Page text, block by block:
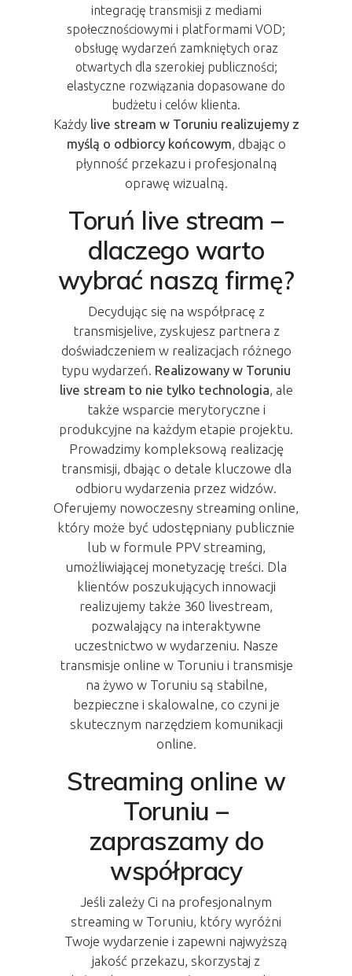
integrację transmisji z mediami
społecznościowymi i platformami VOD;
obsługę wydarzeń zamkniętych oraz
otwartych dla szerokiej publiczności;
elastyczne rozwiązania dopasowane do
budżetu i celów klienta.
Każdy live stream w Toruniu realizujemy z
myślą o odbiorcy końcowym, dbając o
płynność przekazu i profesjonalną
oprawę wizualną.
Toruń live stream –
dlaczego warto
wybrać naszą firmę?
Decydując się na współpracę z
transmisjelive, zyskujesz partnera z
doświadczeniem w realizacjach różnego
typu wydarzeń. Realizowany w Toruniu
live stream to nie tylko technologia, ale
także wsparcie merytoryczne i
produkcyjne na każdym etapie projektu.
Prowadzimy kompleksową realizację
transmisji, dbając o detale kluczowe dla
odbioru wydarzenia przez widzów.
Oferujemy nowoczesny streaming online,
który może być udostępniany publicznie
lub w formule PPV streaming,
umożliwiającej monetyzację treści. Dla
klientów poszukujących innowacji
realizujemy także 360 livestream,
pozwalający na interaktywne
uczestnictwo w wydarzeniu. Nasze
transmisje online w Toruniu i transmisje
na żywo w Toruniu są stabilne,
bezpieczne i skalowalne, co czyni je
skutecznym narzędziem komunikacji
online.
Streaming online w
Toruniu –
zapraszamy do
współpracy
Jeśli zależy Ci na profesjonalnym
streaming w Toruniu, który wyróżni
Twoje wydarzenie i zapewni najwyższą
jakość przekazu, skorzystaj z